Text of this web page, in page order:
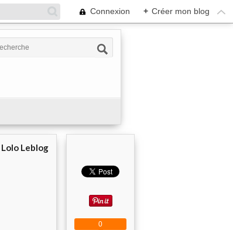
Connexion + Créer mon blog
Lolo Leblog
0